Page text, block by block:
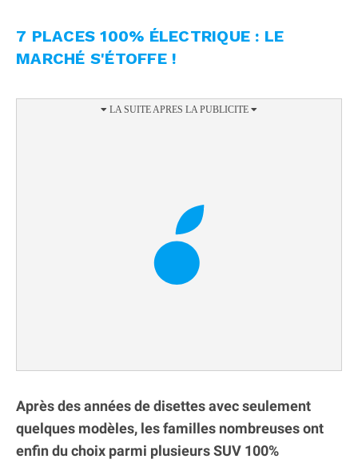
7 PLACES 100% ÉLECTRIQUE : LE
MARCHÉ S'ÉTOFFE !
Après des années de disettes avec seulement
quelques modèles, les familles nombreuses ont
enfin du choix parmi plusieurs SUV 100%